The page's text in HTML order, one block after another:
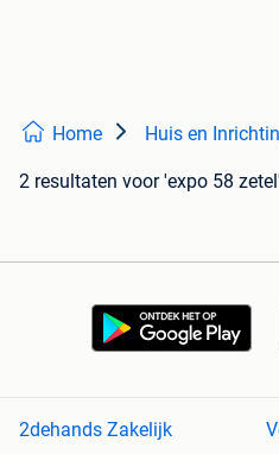
Home Huis en
2 resultaten voor 'expo 58 zetel'
2dehands Zakelijk